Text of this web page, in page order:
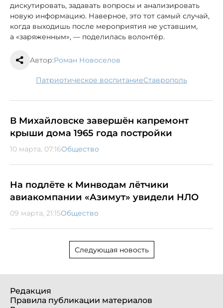
дискутировать, задавать вопросы и анализировать
новую информацию. Наверное, это тот самый случай,
когда выходишь после мероприятия не уставшим,
а «заряженным», — поделилась волонтёр.
Автор:Роман Новоселов
патриотическое воспитание Ставрополь
В Михайловске завершён капремонт
крыши дома 1965 года постройки
10 марта, 07:16Общество
На подлёте к Минводам лётчики
авиакомпании «Азимут» увидели НЛО
09 марта, 21:15Общество
Следующая новость
Редакция
Правила публикации материалов